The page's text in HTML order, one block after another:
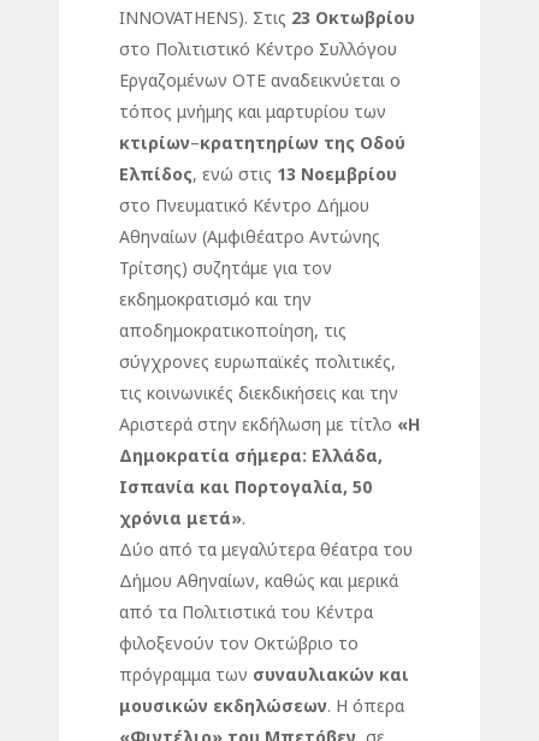
INNOVATHENS). Στις 23 Οκτωβρίου
στο Πολιτιστικό Κέντρο Συλλόγου
Εργαζομένων ΟΤΕ αναδεικνύεται ο
τόπος μνήμης και μαρτυρίου των
κτιρίων–κρατητηρίων της Οδού
Ελπίδος, ενώ στις 13 Νοεμβρίου
στο Πνευματικό Κέντρο Δήμου
Αθηναίων (Αμφιθέατρο Αντώνης
Τρίτσης) συζητάμε για τον
εκδημοκρατισμό και την
αποδημοκρατικοποίηση, τις
σύγχρονες ευρωπαϊκές πολιτικές,
τις κοινωνικές διεκδικήσεις και την
Αριστερά στην εκδήλωση με τίτλο «Η
Δημοκρατία σήμερα: Ελλάδα,
Ισπανία και Πορτογαλία, 50
χρόνια μετά».
Δύο από τα μεγαλύτερα θέατρα του
Δήμου Αθηναίων, καθώς και μερικά
από τα Πολιτιστικά του Κέντρα
φιλοξενούν τον Οκτώβριο το
πρόγραμμα των συναυλιακών και
μουσικών εκδηλώσεων. Η όπερα